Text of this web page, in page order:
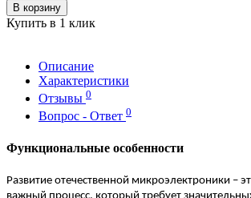
В корзину
Купить в 1 клик
Описание
Характеристики
Отзывы 0
Вопрос - Ответ 0
Функциональные особенности
Развитие отечественной микроэлектроники –